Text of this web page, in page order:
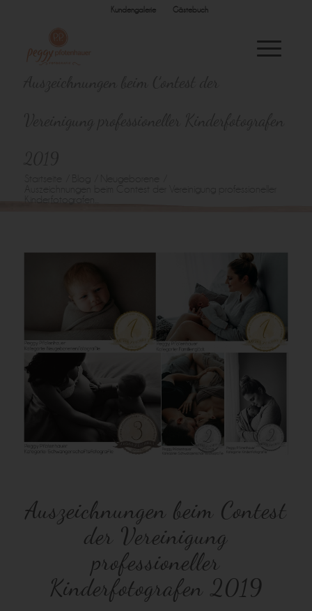
Kundengalerie Gästebuch
Auszeichnungen beim Contest
der Vereinigung
professioneller
Kinderfotografen 2019